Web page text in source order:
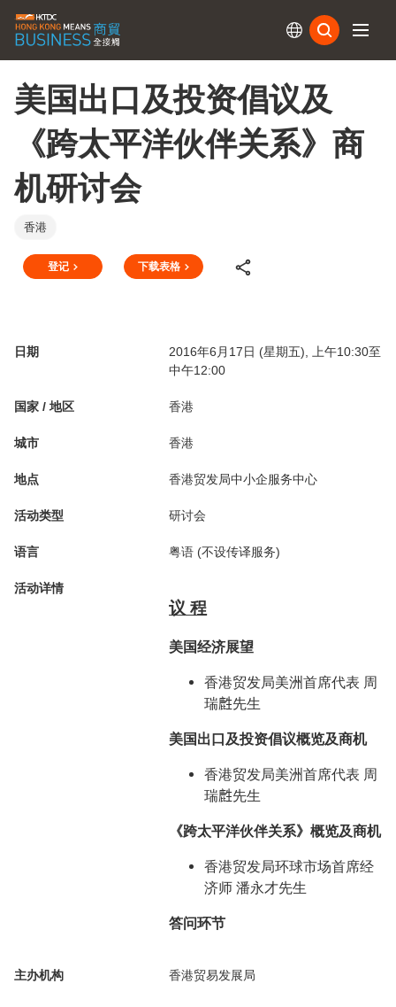
美国出口及投资倡议及
《跨太平洋伙伴关系》商
机研讨会
香港
登记 下载表格
日期
2016年6月17日 (星期五), 上午10:30至
中午12:00
国家 / 地区 香港
城市 香港
地点 香港贸发局中小企服务中心
活动类型 研讨会
语言 粤语 (不设传译服务)
活动详情
议 程
美国经济展望
香港贸发局美洲首席代表 周
瑞𪊟先生
美国出口及投资倡议概览及商机
香港贸发局美洲首席代表 周
瑞𪊟先生
《跨太平洋伙伴关系》 概览及商机
香港贸发局环球市场首席经
济师 潘永才先生
答问环节
主办机构 香港贸易发展局